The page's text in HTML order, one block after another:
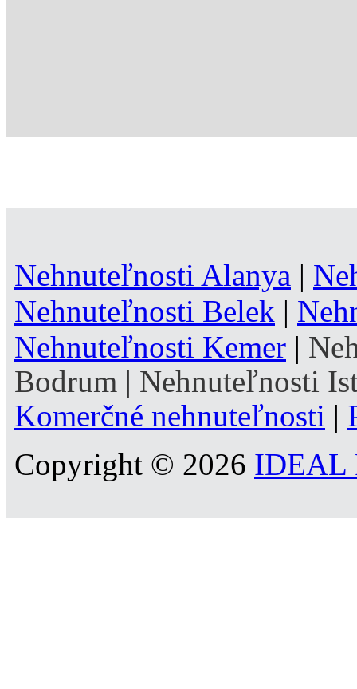
Nehnuteľnosti Alanya |
Nehnuteľnosti Belek |
Nehnuteľnosti Kemer |
Bodrum | Nehnuteľnosti
Komerčné nehnuteľnosti |
Copyright © 2026 IDEAL